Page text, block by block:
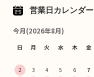
営業日カレンダー
今月(2026年8月)
日 月 火 水 木 金
2
3 4 5 6 7